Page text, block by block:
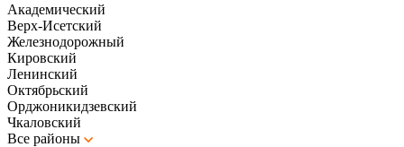
Академический
Верх-Исетский
Железнодорожный
Кировский
Ленинский
Октябрьский
Орджоникидзевский
Чкаловский
Все районы